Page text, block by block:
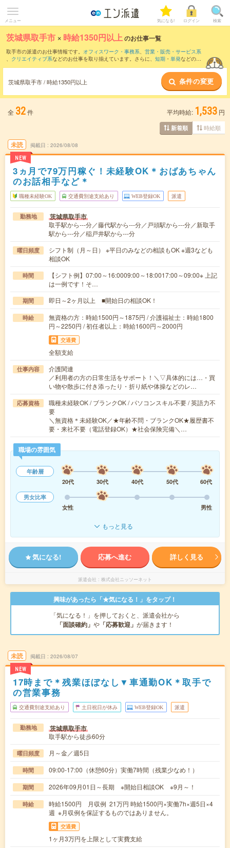
メニュー 気になる! ログイン 検索
茨城県取手市 × 時給1350円以上のお仕事一覧
取手市の派遣のお仕事情報です。 オフィスワーク・事務系、 営業・販売・サービス系
、 クリエイティブ系などのお仕事を取り揃えています。さらに、 短期 ・ 単発などの期
茨城県取手市 / 時給1350円以上 条件の変更
全 32件 平均時給: 1,533 円
新着順 時給順
未読
NEW
掲載日 2026/08/08
3ヵ月で79万円稼ぐ！未経験OK＊おばあちゃん
のお話相手など＊
職種未経験OK 交通費別途支給あり WEB登録OK 派遣
勤務地 茨城県取手市
取手駅から---分／藤代駅から---分／戸頭駅から---分／新取手
駅から---分／稲戸井駅から---分
曜日頻度
シフト制（月～日） ※平日のみなどの相談もOK ※週3なども
相談OK
時間
【シフト例】07:00～16:0009:00～18:0017:00～09:00※ 上記
は一例です！そ…
期間 即日～2ヶ月以上 ■開始日の相談OK！
時給
無資格の方：時給1500円～1875円 / 介護福祉士：時給1800
円～2250円 / 初任者以上：時給1600円～2000円
交通費
全額支給
仕事内容
介護関連
／利用者の方の日常生活をサポート！＼▽具体的には…・買
い物や散歩に付き添ったり・折り紙や体操などのレ…
応募資格
職種未経験OK / ブランクOK / パソコンスキル不要 / 英語力不
要
＼無資格＊未経験OK／★年齢不問・ブランクOK★履歴書不
要・来社不要（電話登録OK）★社会保険完備＼…
職場の雰囲気
年齢層
20代
30代 40代 50代
60代
男女比率
女性
男性
もっと見る
気になる! 応募へ進む 詳しく見る
派遣会社 株式会社ニッソーネット
興味があったら「★気になる！」をタップ！
「気になる！」を押しておくと、派遣会社から
「面談確約」 や 「応募歓迎」 が届きます！
未読
NEW
掲載日 2026/08/07
17時まで＊残業ほぼなし▼車通勤OK＊取手で
の営業事務
交通費別途支給あり 土日祝日が休み WEB登録OK 派遣
勤務地 茨城県取手市
取手駅から徒歩60分
曜日頻度 月～金／週5日
時間 09:00-17:00（休憩60分）実働7時間（残業少なめ！）
期間 2026年09月01日～長期 ※開始日相談OK ※9月～！
時給
時給1500円 月収例 21万円 時給1500円×実働7h×週5日×4
週 ※月収例を保証するものではありません。
交通費
1ヶ月3万円を上限として実費支給